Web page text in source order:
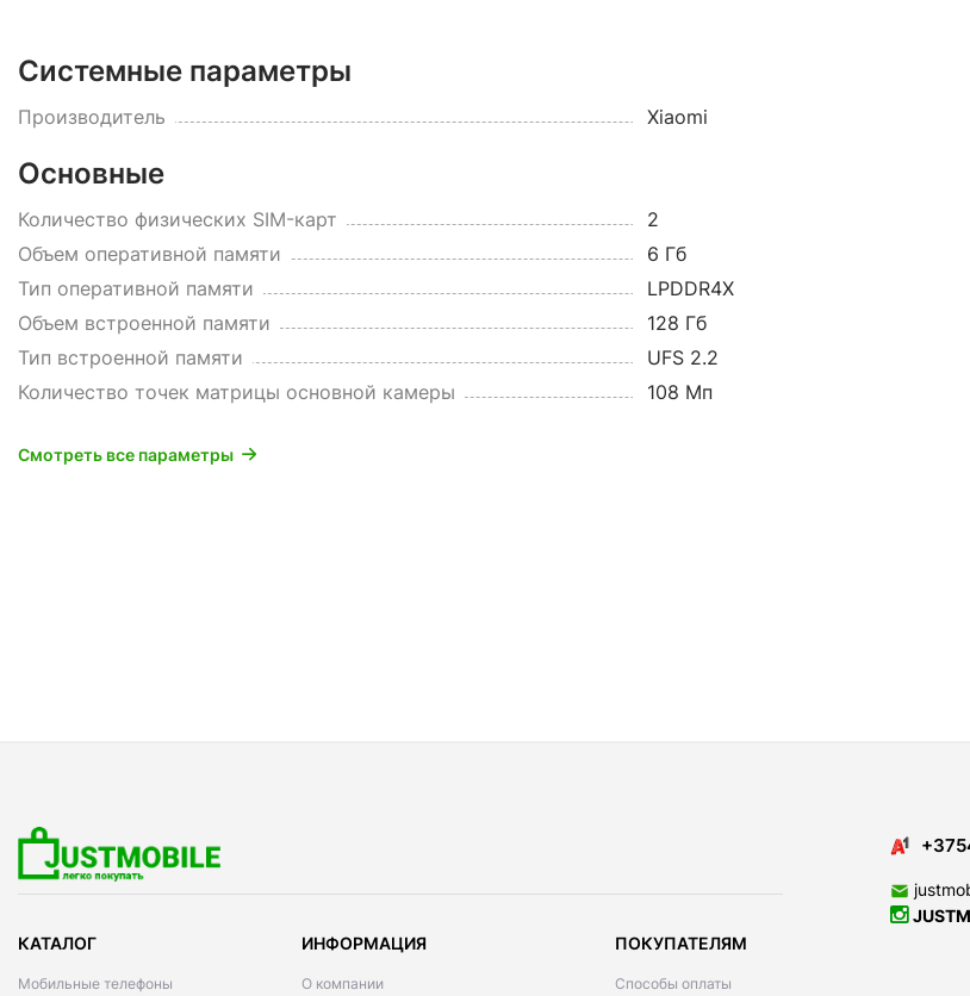
Системные параметры
Производитель Xiaomi
Основные
Количество физических SIM-карт
2
Объем оперативной памяти
6 Гб
Тип оперативной памяти
LPDDR4X
Объем встроенной памяти
128 Гб
Тип встроенной памяти
UFS 2.2
Количество точек матрицы основной камеры
108 Мп
Смотреть все параметры
КАТАЛОГ
Мобильные телефоны
ИНФОРМАЦИЯ
О компании
ПОКУПАТЕЛЯМ
Способы оплаты